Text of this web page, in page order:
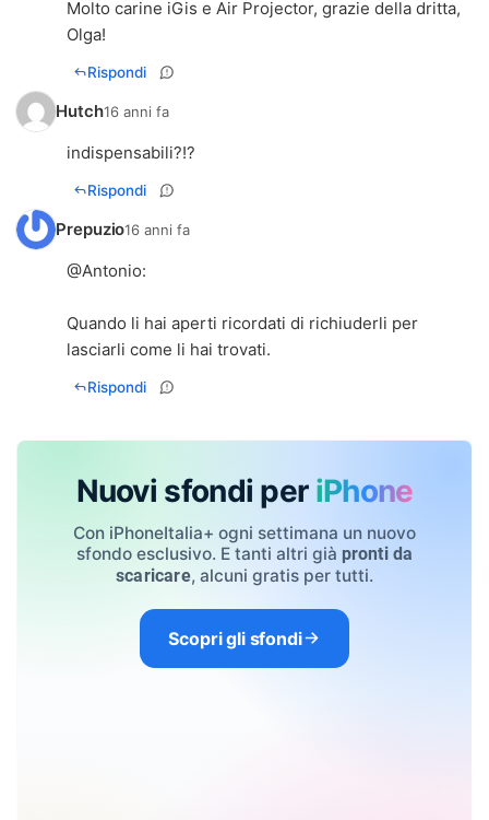
Molto carine iGis e Air Projector, grazie della dritta,
Olga!
Rispondi
Hutch16 anni fa
indispensabili?!?
Rispondi
Prepuzio16 anni fa
@Antonio:
Quando li hai aperti ricordati di richiuderli per
lasciarli come li hai trovati.
Rispondi
Nuovi sfondi per iPhone
Con iPhoneItalia+ ogni settimana un nuovo
sfondo esclusivo. E tanti altri già pronti da
scaricare, alcuni gratis per tutti.
Scopri gli sfondi